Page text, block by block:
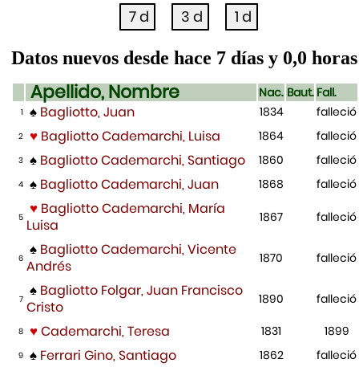
Datos nuevos desde hace 7 días y 0,0 horas
Apellido, Nombre Nac. Baut. Fall.
1 ♠ Bagliotto, Juan 1834 falleció
2 ♥ Bagliotto Cademarchi, Luisa 1864 falleció
3 ♠ Bagliotto Cademarchi, Santiago 1860 falleció
4 ♠ Bagliotto Cademarchi, Juan 1868 falleció
5 ♥ Bagliotto Cademarchi, María
Luisa
1867 falleció
6 ♠ Bagliotto Cademarchi, Vicente
Andrés
1870 falleció
7 ♠ Bagliotto Folgar, Juan Francisco
Cristo
1890 falleció
8 ♥Cademarchi, Teresa 1831 1899
9 ♠ Ferrari Gino, Santiago 1862 falleció